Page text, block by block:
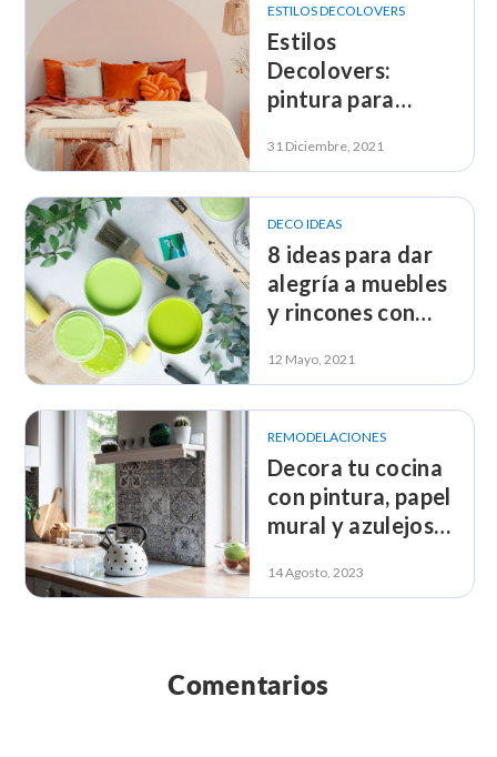
ESTILOS DECOLOVERS
Estilos
Decolovers:
pintura para
estilo!
31 Diciembre, 2021
DECO IDEAS
8 ideas para dar
alegría a muebles
y rincones con
12 Mayo, 2021
REMODELACIONES
Decora tu cocina
con pintura, papel
mural y azulejos
14 Agosto, 2023
Comentarios